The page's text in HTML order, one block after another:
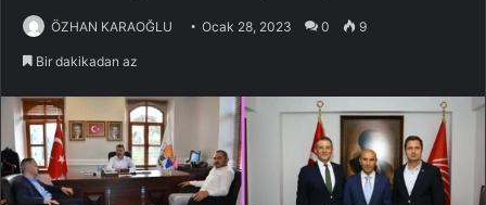
ÖZHAN KARAOĞLU Ocak 28, 2023 0 9
Bir dakikadan az